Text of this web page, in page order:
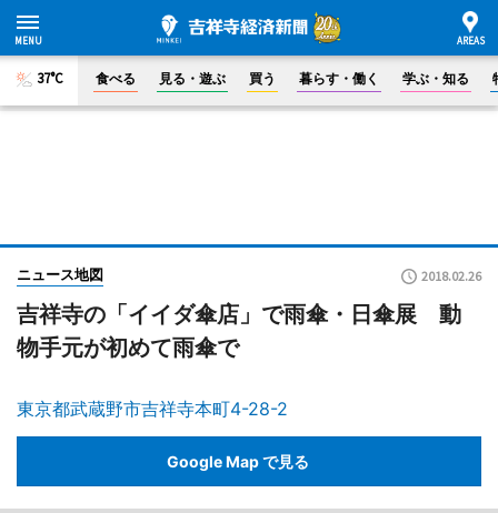
37°C 食べる 見る・遊ぶ 買う 暮らす・働く 学ぶ・知る
ニュース地図 2018.02.26
吉祥寺の「イイダ傘店」で雨傘・日傘展 動
物手元が初めて雨傘で
東京都武蔵野市吉祥寺本町4-28-2
Google Map で見る